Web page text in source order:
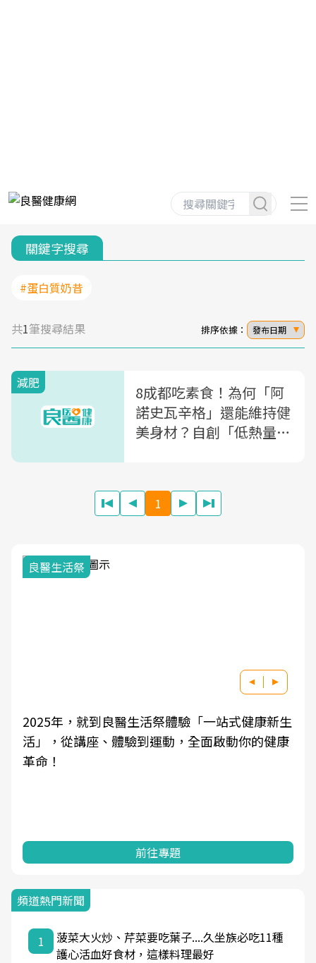
關鍵字搜尋
#蛋白質奶昔
共1筆搜尋結果 排序依據： 發布日期
減肥
8成都吃素食！為何「阿
諾史瓦辛格」還能維持健
美身材？自創「低熱量蔬
1
良醫生活祭
2025年，就到良醫生活祭體驗「一站式健康新生
活」，從講座、體驗到運動，全面啟動你的健康
革命！
前往專題
頻道熱門新聞
1
菠菜大火炒、芹菜要吃葉子....久坐族必吃11種
護心活血好食材，這樣料理最好